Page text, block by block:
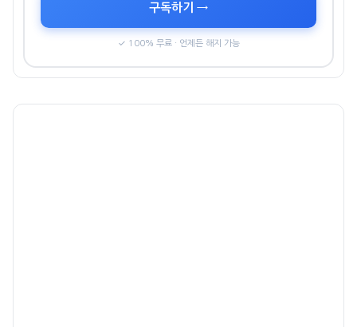
구독하기 →
✓ 100% 무료 · 언제든 해지 가능